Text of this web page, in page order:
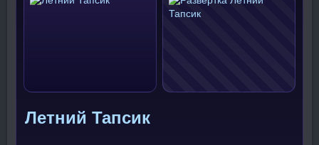
Летний Тапсик